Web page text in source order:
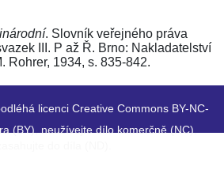
. Slovník veřejného práva
III. P až Ř. Brno: Nakladatelství
Rohrer, 1934, s. 835-842.
licenci Creative Commons BY-NC-
(BY), neužívejte dílo komerčně (NC),